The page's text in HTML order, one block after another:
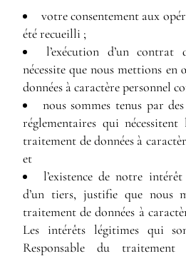
votre consentement aux
été recueilli ;
l’exécution d’un
nécessite que nous mettions
données à caractère personnel
nous sommes tenus par
réglementaires qui
traitement de données à
et
l’existence de notre
d’un tiers, justifie que nous
traitement de données à
Les intérêts légitimes qui
Responsable du traitement